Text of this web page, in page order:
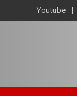
Youtube